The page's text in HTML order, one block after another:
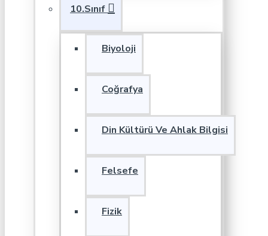
10.Sınıf
Biyoloji
Coğrafya
Din Kültürü Ve Ahlak Bilgisi
Felsefe
Fizik